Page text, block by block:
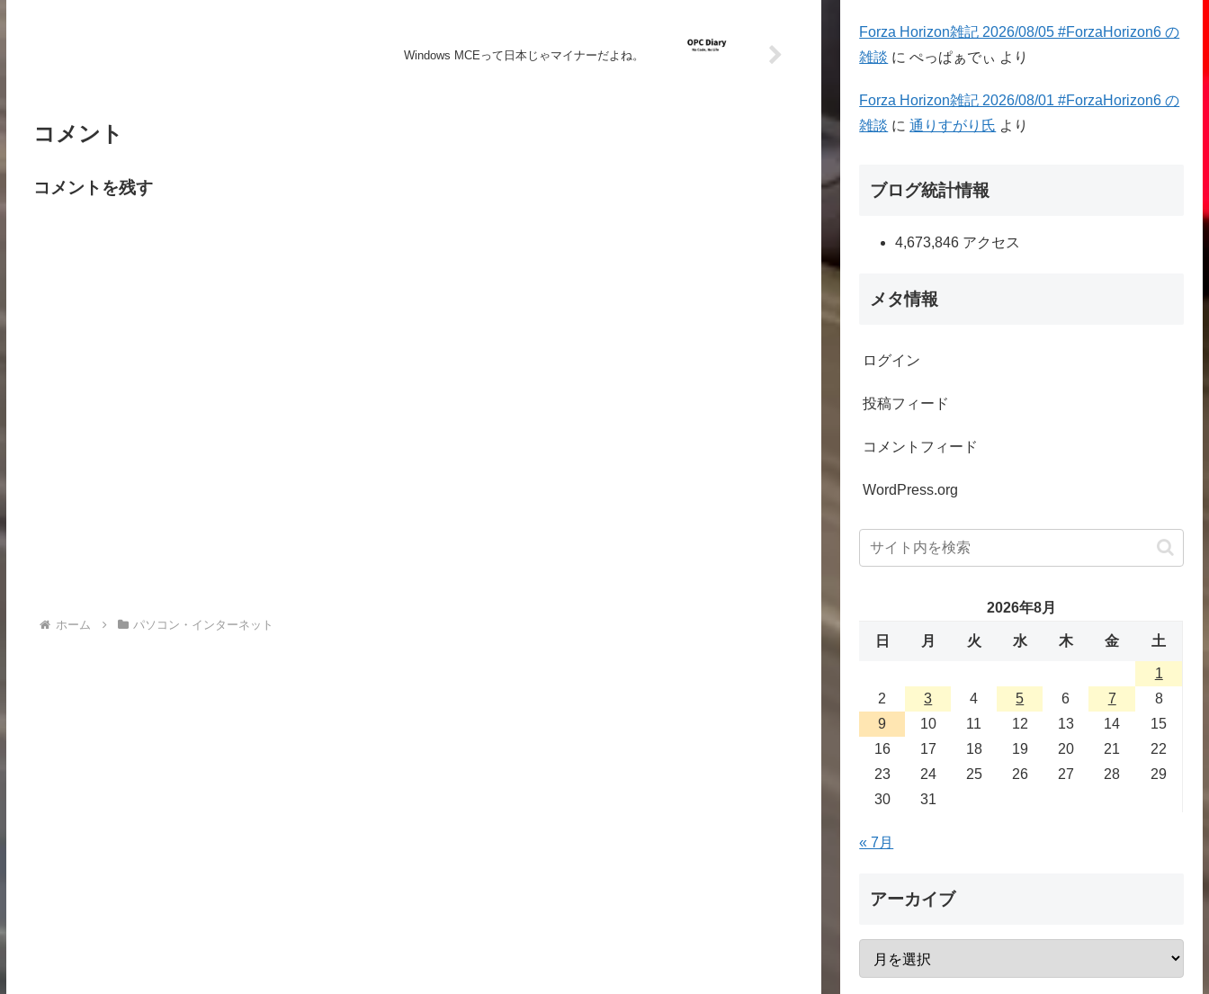
Windows MCEって日本じゃマイナーだよね。
コメント
コメントを残す
ホーム パソコン・インターネット
Forza Horizon雑記 2026/08/05 #ForzaHorizon6 の
雑談 にぺっぱぁでぃ より
Forza Horizon雑記 2026/08/01 #ForzaHorizon6 の
雑談 に通りすがり氏 より
ブログ統計情報
4,673,846 アクセス
メタ情報
ログイン
投稿フィード
コメントフィード
WordPress.org
2026年8月
日 月 火 水 木 金 土
1
2
3 4 5 6 7
8
9
10 11 12 13 14
15
16
17 18 19 20 21
22
23
24 25 26 27 28
29
30
31
« 7月
アーカイブ